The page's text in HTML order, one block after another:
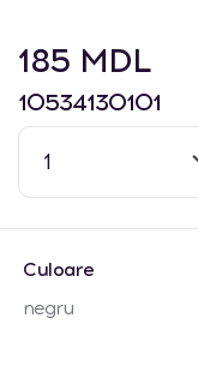
185 MDL
10534130101
1
Culoare
negru